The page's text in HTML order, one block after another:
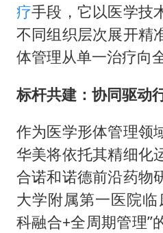
疗手段，它以医学技
不同组织层次展开精
体管理从单一治疗向
标杆共建：协同驱动
作为医学形体管理领
华美将依托其精细化
合诺和诺德前沿药物
大学附属第一医院
科融合+全周期管理”